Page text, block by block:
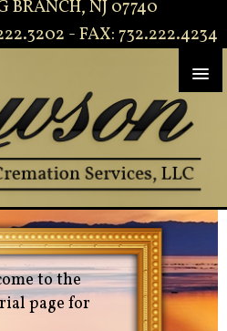
BRANCH, NJ 07740
- FAX: 732.222.4234
to the
page for